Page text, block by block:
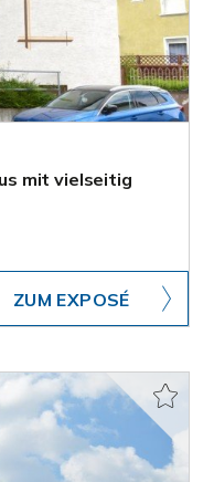
mit vielseitig
ZUM EXPOSÉ